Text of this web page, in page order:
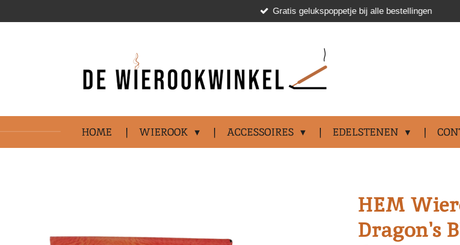
direct
Gratis gelukspoppetje bij alle bestellingen
HOME WIEROOK ACCESSOIRES EDELSTENEN
HEM
Dragon's